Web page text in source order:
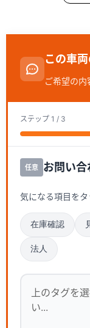
この車
ご希望の
ステップ 1 / 3
任意 お問い合
気になる項目を
在庫確認
法人